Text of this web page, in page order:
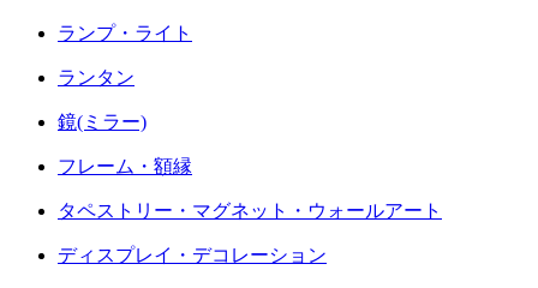
ランプ・ライト
ランタン
鏡(ミラー)
フレーム・額縁
タペストリー・マグネット・ウォールアート
ディスプレイ・デコレーション